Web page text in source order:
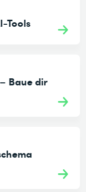
Tools
Baue dir